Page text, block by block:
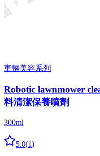
車輛美容系列
Robotic lawnmower
料清潔保養噴劑
300ml
5.0(1)